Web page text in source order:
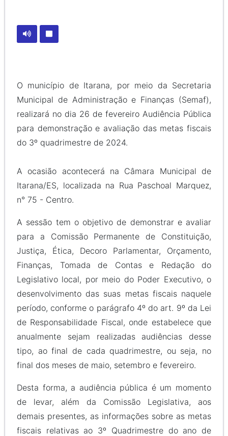
O município de Itarana, por meio da Secretaria
Municipal de Administração e Finanças (Semaf),
realizará no dia 26 de fevereiro Audiência Pública
para demonstração e avaliação das metas fiscais
do 3º quadrimestre de 2024.
A ocasião acontecerá na Câmara Municipal de
Itarana/ES, localizada na Rua Paschoal Marquez,
n° 75 - Centro.
A sessão tem o objetivo de demonstrar e avaliar
para a Comissão Permanente de Constituição,
Justiça, Ética, Decoro Parlamentar, Orçamento,
Finanças, Tomada de Contas e Redação do
Legislativo local, por meio do Poder Executivo, o
desenvolvimento das suas metas fiscais naquele
período, conforme o parágrafo 4º do art. 9º da Lei
de Responsabilidade Fiscal, onde estabelece que
anualmente sejam realizadas audiências desse
tipo, ao final de cada quadrimestre, ou seja, no
final dos meses de maio, setembro e fevereiro.
Desta forma, a audiência pública é um momento
de levar, além da Comissão Legislativa, aos
demais presentes, as informações sobre as metas
fiscais relativas ao 3º Quadrimestre do ano de